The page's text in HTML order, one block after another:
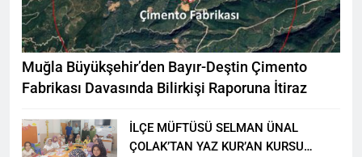
Muğla Büyükşehir’den Bayır-Deştin Çimento
Fabrikası Davasında Bilirkişi Raporuna İtiraz
İLÇE MÜFTÜSÜ SELMAN ÜNAL
ÇOLAK’TAN YAZ KUR’AN KURSU